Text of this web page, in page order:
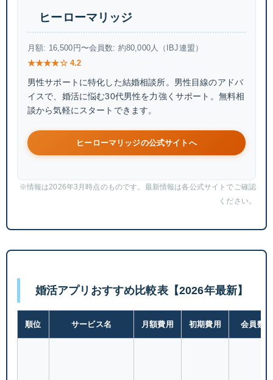
ヒーローマリッジ
月額: 16,500円〜会員数: 約80,000人（IBJ連盟）
★★★★☆ 4.2
男性サポートに特化した結婚相談所。男性目線のアドバ
イスで、婚活に悩む30代男性を力強くサポート。無料相
談から気軽にスタートできます。
ヒーローマリッジの公式サイトへ
※情報は2026年3月時点のものです。最新情報は各公式サイトでご確認
ください。
婚活アプリおすすめ比較表【2026年最新】
順位 サービス名 月額費用 初期費用 会員数